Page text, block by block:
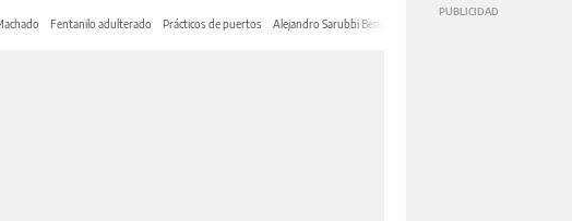
Fentanilo adulterado Prácticos de puertos Alejandro Sarubbi Benítez